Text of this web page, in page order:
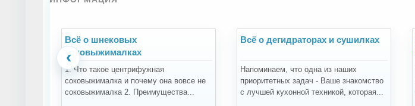
‹
Всё о шнековых
соковыжималках
1. Что такое центрифужная
соковыжималка и почему она вовсе не
соковыжималка 2. Преимущества...
Всё о дегидраторах и сушилках
Напоминаем, что одна из наших
приоритетных задач - Ваше знакомство
с лучшей кухонной техникой, которая...